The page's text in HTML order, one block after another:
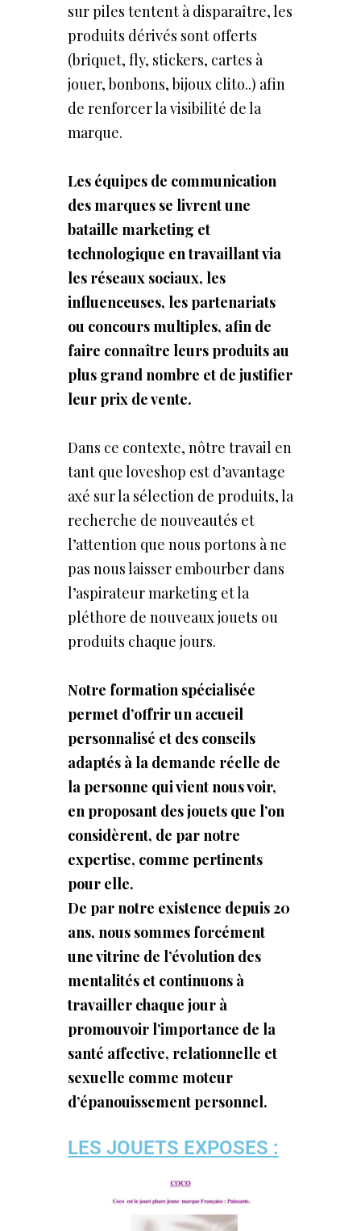
sur piles tentent à disparaître, les
produits dérivés sont offerts
(briquet, fly, stickers, cartes à
jouer, bonbons, bijoux clito..) afin
de renforcer la visibilité de la
marque.
Les équipes de communication
des marques se livrent une
bataille marketing et
technologique en travaillant via
les réseaux sociaux, les
influenceuses, les partenariats
ou concours multiples, afin de
faire connaître leurs produits au
plus grand nombre et de justifier
leur prix de vente.
Dans ce contexte, nôtre travail en
tant que loveshop est d’avantage
axé sur la sélection de produits, la
recherche de nouveautés et
l’attention que nous portons à ne
pas nous laisser embourber dans
l’aspirateur marketing et la
pléthore de nouveaux jouets ou
produits chaque jours.
Notre formation spécialisée
permet d’offrir un accueil
personnalisé et des conseils
adaptés à la demande réelle de
la personne qui vient nous voir,
en proposant des jouets que l’on
considèrent, de par notre
expertise, comme pertinents
pour elle.
De par notre existence depuis 20
ans, nous sommes forcément
une vitrine de l’évolution des
mentalités et continuons à
travailler chaque jour à
promouvoir l’importance de la
santé affective, relationnelle et
sexuelle comme moteur
d’épanouissement personnel.
LES JOUETS EXPOSES :